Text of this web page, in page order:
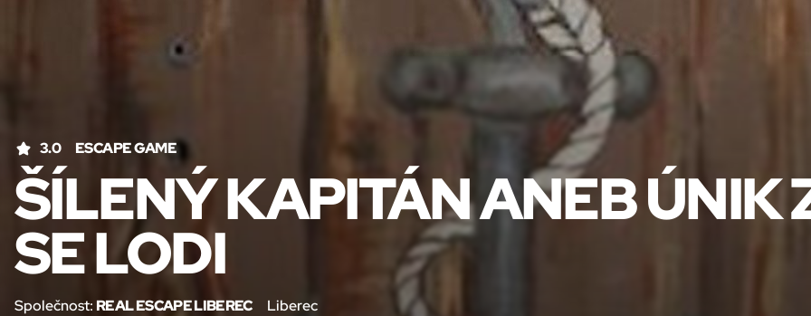
3.0 ESCAPE GAME
ŠÍLENÝ KAPITÁN ANEB ÚNIK
SE LODI
Společnost: REAL ESCAPE LIBEREC Liberec